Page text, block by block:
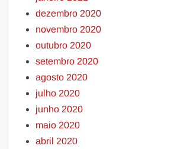
dezembro 2020
novembro 2020
outubro 2020
setembro 2020
agosto 2020
julho 2020
junho 2020
maio 2020
abril 2020